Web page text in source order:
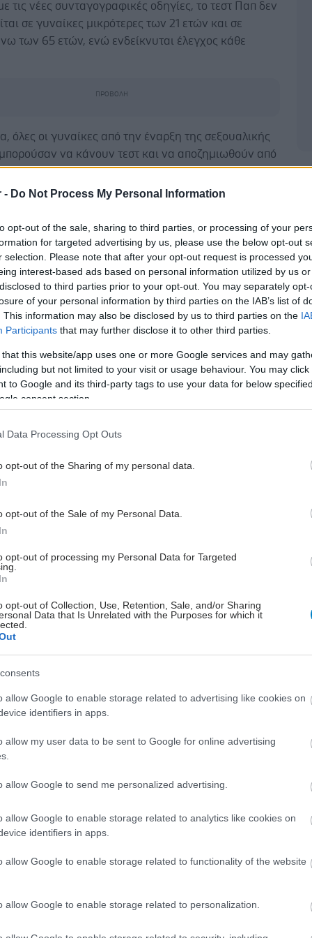
- Do Not Process My Personal Information
opt-out of the sale, sharing to third parties, or processing of your
for targeted advertising by us, please use the below opt-out
selection. Please note that after your opt-out request is processed
interest-based ads based on personal information utilized by us
to third parties prior to your opt-out. You may separately
of your personal information by third parties on the IAB’s list of
This information may also be disclosed by us to third parties on the
Participants that may further disclose it to other third parties.
that this website/app uses one or more Google services and may
but not limited to your visit or usage behaviour. You may
to Google and its third-party tags to use your data for below
consent section.
Data Processing Opt Outs
opt-out of the Sharing of my personal data.
opt-out of the Sale of my Personal Data.
opt-out of processing my Personal Data for Targeted
opt-out of Collection, Use, Retention, Sale, and/or Sharing
Data that Is Unrelated with the Purposes for which it
allow Google to enable storage related to advertising like cookies on
identifiers in apps.
allow my user data to be sent to Google for online advertising
allow Google to send me personalized advertising.
allow Google to enable storage related to analytics like cookies on
identifiers in apps.
allow Google to enable storage related to functionality of the website
allow Google to enable storage related to personalization.
τις νέες συνταγογραφικές οδηγίες, το τεστ Παπ δεν
σε γυναίκες μικρότερες των 21 ετών και σε
των 65 ετών, ενώ ενδείκνυται έλεγχος κάθε
όλες οι γυναίκες από την έναρξη της σεξουαλικής
να κάνουν τεστ και να αποζημιωθούν από
καρκίνο του προστάτη δεν θα δικαιολογείται
συνυπάχουσες νόσους.
σε άνδρες άνω των 50 ετών, σε άνδρες μεταξύ 45
εφόσον έχουν πατέρα ή αδελφό που έχει
από καρκίνο του προστάτη σε ηλικία κάτω των 65
συγγενείς που έχουν προσβληθεί από καρκίνο του
ηλικία κάτω των 65 ετών.
σε κάθε περίπτωση χρόνιας αυχεναλγίας ακόμη
είναι η κλασσική ακτινογραφία και όχι η μαγνητική
δικαιολογείται σε γυναίκες άνω των 40 ετών, μία
και για όσο δεν πάσχουν από βαρέα και χρόνια
δικαιούχοι των εξετάσεων αυτών, ωστόσο, θα
πρόβλημα, εξαιτίας της εφαρμογής του
μηνιαίως κάθε ιδιωτικό εργαστήριο ή
που είχε το προηγούμενο έτος.
κέντρα, αν μπορούν να τους δεχτούν ή αν έχουν
το iatronet.gr στο Discover
σήμερα
για την παχυσαρκία: Σημαντική απώλεια βάρους